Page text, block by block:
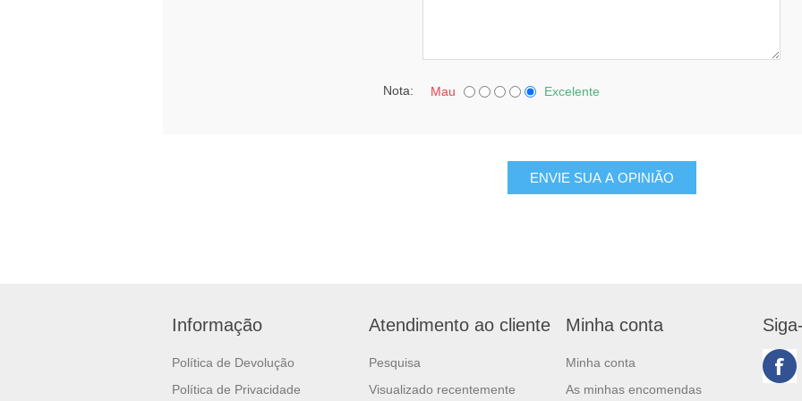
Nota: Mau Excelente
Informação
Política de Devolução
Política de Privacidade
Atendimento ao cliente
Pesquisa
Visualizado recentemente
Minha conta
Minha conta
As minhas encomendas